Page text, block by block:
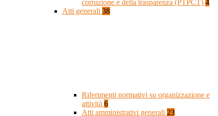
corruzione e della trasparenza (PTPCT) 4
Atti generali 38
Riferimenti normativi su organizzazione e
attività 6
Atti amministrativi generali 23